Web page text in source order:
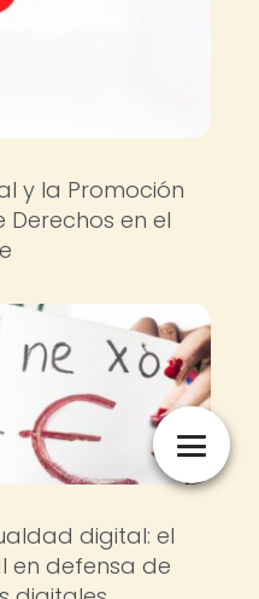
y la Promoción
en el
digital: el
en defensa de